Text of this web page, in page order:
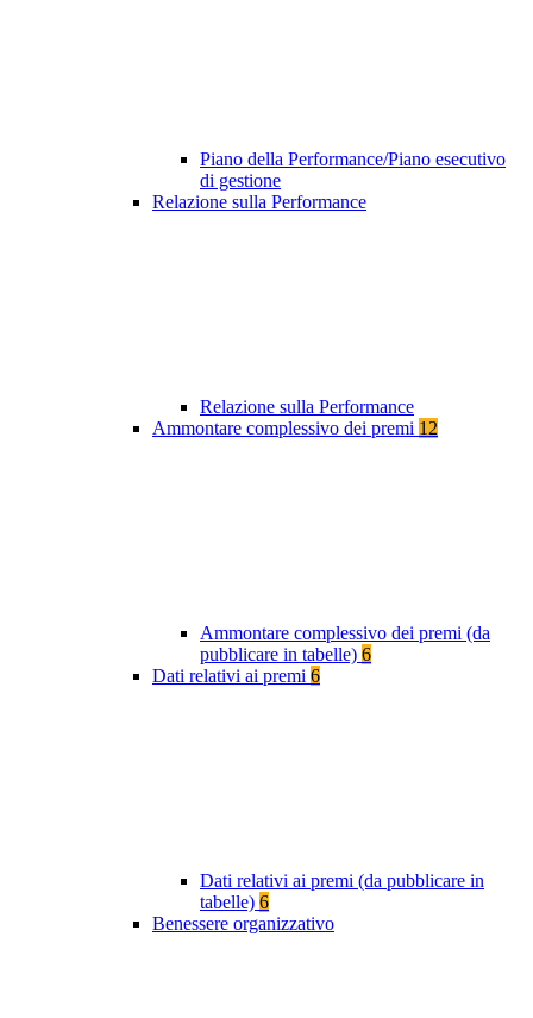
Piano della Performance/Piano esecutivo
di gestione
Relazione sulla Performance
Relazione sulla Performance
Ammontare complessivo dei premi 12
Ammontare complessivo dei premi (da
pubblicare in tabelle) 6
Dati relativi ai premi 6
Dati relativi ai premi (da pubblicare in
tabelle) 6
Benessere organizzativo